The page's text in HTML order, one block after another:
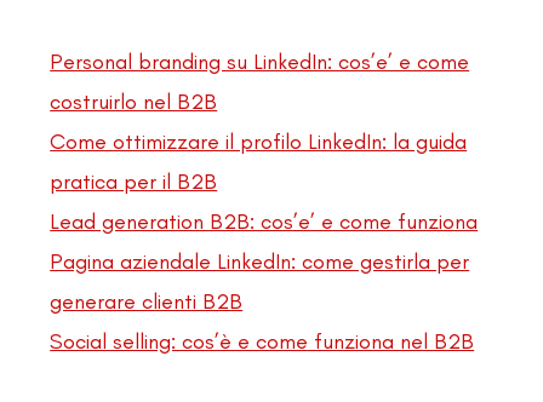
Personal branding su LinkedIn: cos’e’ e come
costruirlo nel B2B
Come ottimizzare il profilo LinkedIn: la guida
pratica per il B2B
Lead generation B2B: cos’e’ e come funziona
Pagina aziendale LinkedIn: come gestirla per
generare clienti B2B
Social selling: cos’è e come funziona nel B2B